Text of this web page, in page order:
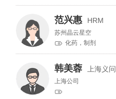
制剂
范兴惠 HRM
苏州晶云星空
化药，制剂
韩美蓉 上海义问
上海公司